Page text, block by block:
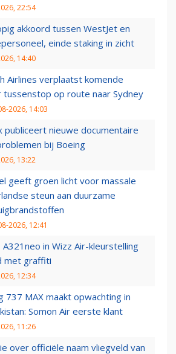
22:54
akkoord tussen WestJet en
einde staking in zicht
14:40
Airlines verplaatst komende
tussenstop op route naar Sydney
2026, 14:03
publiceert nieuwe documentaire
bij Boeing
13:22
geeft groen licht voor massale
steun aan duurzame
2026, 12:41
A321neo in Wizz Air-kleurstelling
met graffiti
12:34
737 MAX maakt opwachting in
Somon Air eerste klant
11:26
over officiële naam vliegveld van